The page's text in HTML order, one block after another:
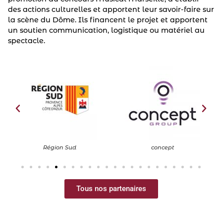
des actions culturelles et apportent leur savoir-faire sur
la scène du Dôme. Ils financent le projet et apportent
un soutien communication, logistique ou matériel au
spectacle.
concept FDVA
Tous nos partenaires